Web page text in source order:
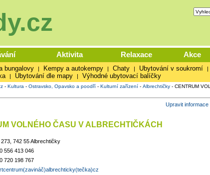
Aktivita Relaxace Akce
bungalovy | Kempy a autokempy | Chaty | Ubytování v soukromí |
| Ubytování dle mapy | Výhodné ubytovací balíčky
- Kultura - Ostravsko, Opavsko a poodří- Kulturní zařízení- Albrechtičky- CENTRUM
Upravit informace
VOLNÉHO ČASU V ALBRECHTIČKÁCH
742 55 Albrechtičky
556 413 046
720 198 767